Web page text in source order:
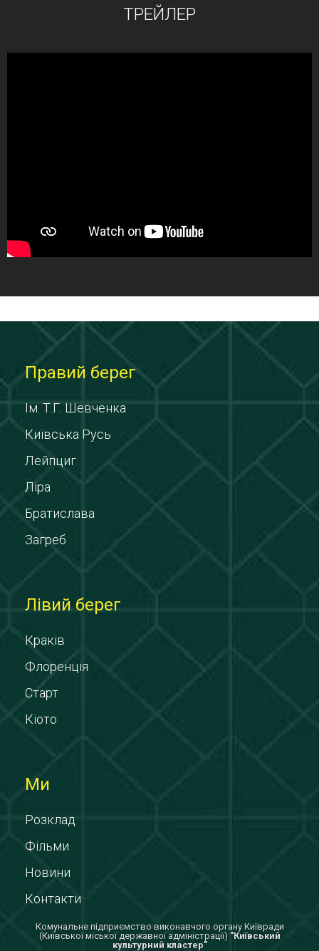
ТРЕЙЛЕР
Правий берег
Ім. Т.Г. Шевченка
Київська Русь
Лейпциг
Ліра
Братислава
Загреб
Лівий берег
Краків
Флоренція
Старт
Кіото
Ми
Розклад
Фільми
Новини
Контакти
Комунальне підприємство виконавчого органу Київради
(Київської міської державної адміністрації) "Київський
культурний кластер"